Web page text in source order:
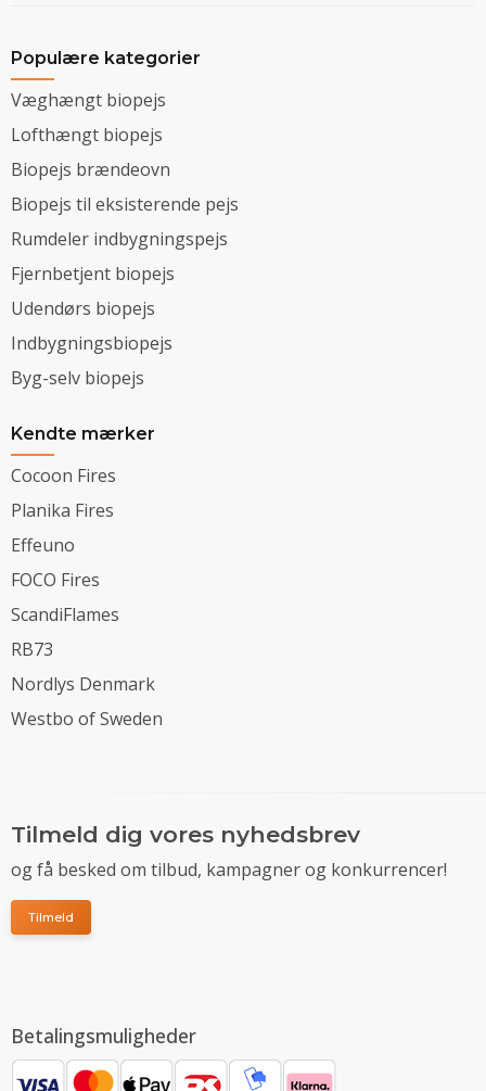
Populære kategorier
Væghængt biopejs
Lofthængt biopejs
Biopejs brændeovn
Biopejs til eksisterende pejs
Rumdeler indbygningspejs
Fjernbetjent biopejs
Udendørs biopejs
Indbygningsbiopejs
Byg-selv biopejs
Kendte mærker
Cocoon Fires
Planika Fires
Effeuno
FOCO Fires
ScandiFlames
RB73
Nordlys Denmark
Westbo of Sweden
Tilmeld dig vores nyhedsbrev
og få besked om tilbud, kampagner og konkurrencer!
Tilmeld
Betalingsmuligheder